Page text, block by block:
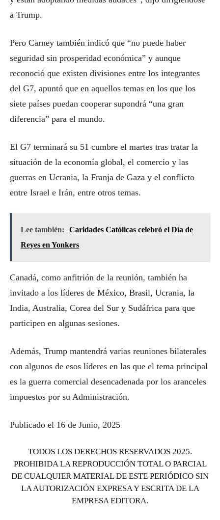
a Trump.
Pero Carney también indicó que “no puede haber
seguridad sin prosperidad económica” y aunque
reconoció que existen divisiones entre los integrantes
del G7, apuntó que en aquellos temas en los que los
siete países puedan cooperar supondrá “una gran
diferencia” para el mundo.
El G7 terminará su 51 cumbre el martes tras tratar la
situación de la economía global, el comercio y las
guerras en Ucrania, la Franja de Gaza y el conflicto
entre Israel e Irán, entre otros temas.
Lee también:
Caridades Católicas celebró el Día de
Reyes en Yonkers
Canadá, como anfitrión de la reunión, también ha
invitado a los líderes de México, Brasil, Ucrania, la
India, Australia, Corea del Sur y Sudáfrica para que
participen en algunas sesiones.
Además, Trump mantendrá varias reuniones bilaterales
con algunos de esos líderes en las que el tema principal
es la guerra comercial desencadenada por los aranceles
impuestos por su Administración.
Publicado el 16 de Junio, 2025
TODOS LOS DERECHOS RESERVADOS 2025.
PROHIBIDA LA REPRODUCCIÓN TOTAL O PARCIAL
DE CUALQUIER MATERIAL DE ESTE PERIÓDICO SIN
LA AUTORIZACIÓN EXPRESA Y ESCRITA DE LA
EMPRESA EDITORA.